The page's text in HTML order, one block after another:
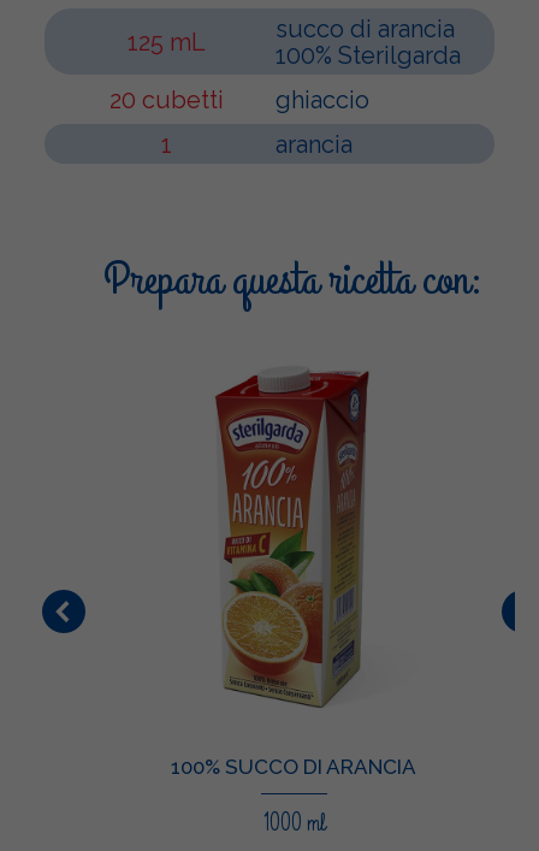
125 mL
succo di arancia
100% Sterilgarda
20 cubetti
ghiaccio
1
arancia
Prepara questa ricetta con:
100% SUCCO DI ARANCIA
1000 ml